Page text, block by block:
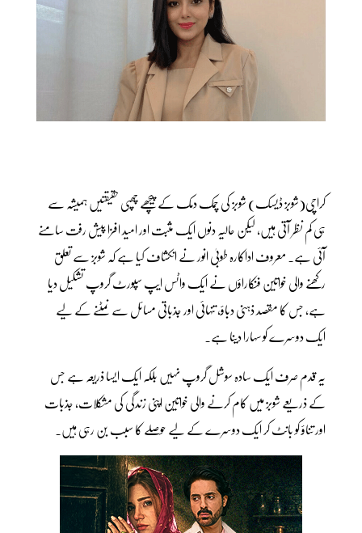
کراچی(شوبز ڈیسک) شوبز کی چمک دمک کے پیچھے چھپی حقیقتیں ہمیشہ سے
ہی کم نظر آتی ہیں، لیکن حالیہ دنوں ایک مثبت اور امید افزا پیش رفت سامنے
آئی ہے۔ معروف اداکارہ طوبیٰ انور نے انکشاف کیا ہے کہ شوبز سے تعلق
رکھنے والی خواتین فنکاراؤں نے ایک واٹس ایپ سپورٹ گروپ تشکیل دیا
ہے، جس کا مقصد ذہنی دباؤ، تنہائی اور جذباتی مسائل سے نمٹنے کے لیے
ایک دوسرے کو سہارا دینا ہے۔
یہ قدم صرف ایک سادہ سوشل گروپ نہیں بلکہ ایک ایسا ذریعہ ہے جس
کے ذریعے شوبز میں کام کرنے والی خواتین اپنی زندگی کی مشکلات، جذبات
اور تناؤ کو بانٹ کر ایک دوسرے کے لیے حوصلے کا سبب بن رہی ہیں۔